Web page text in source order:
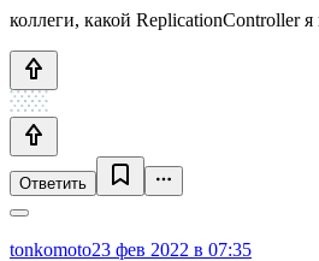
коллеги, какой ReplicationController
Ответить
tonkomoto23 фев 2022 в 07:35